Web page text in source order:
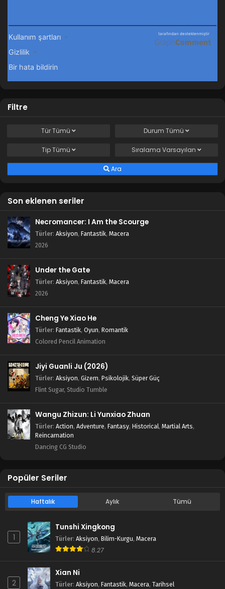
Filtre
TürTümü Durum Tümü
TipTümü Sıralama Varsayılan
Ara
Son eklenen seriler
Necromancer: I Am the Scourge
Türler: Aksiyon, Fantastik, Macera
2026
Under the Gate
Türler: Aksiyon, Fantastik, Macera
2026
Cheng Ye Xiao He
Türler: Fantastik, Oyun, Romantik
Colored Pencil Animation
Jiyi Guanli Ju (2026)
Türler: Aksiyon, Gizem, Psikolojik, Süper Güç
Flint Sugar, Studio Tumble
Wangu Zhizun: Li Yunxiao Zhuan
Türler: Action, Adventure, Fantasy, Historical, Martial Arts,
Reincarnation
Dancing CG Studio
Popüler Seriler
Haftalık Aylık Tümü
1
Tunshi Xingkong
Türler: Aksiyon, Bilim-Kurgu, Macera
8.27
2
Xian Ni
Türler: Aksiyon, Fantastik, Macera, Tarihsel